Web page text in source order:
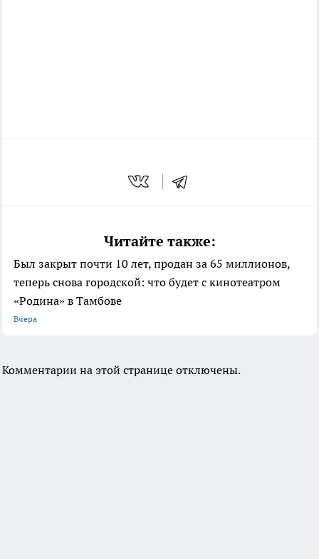
Читайте также:
Был закрыт почти 10 лет, продан за 65 миллионов,
теперь снова городской: что будет с кинотеатром
«Родина» в Тамбове
Вчера
Комментарии на этой странице отключены.